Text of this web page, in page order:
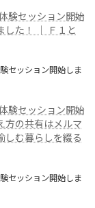
験セッション開始
した！ │ Ｆ１と
セッション開始しま
験セッション開始
方の共有はメルマ
しむ暮らしを綴る
セッション開始しま